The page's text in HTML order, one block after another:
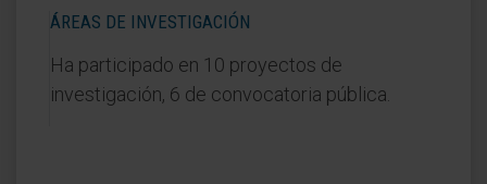
ÁREAS DE INVESTIGACIÓN
Ha participado en 10 proyectos de
investigación, 6 de convocatoria pública.